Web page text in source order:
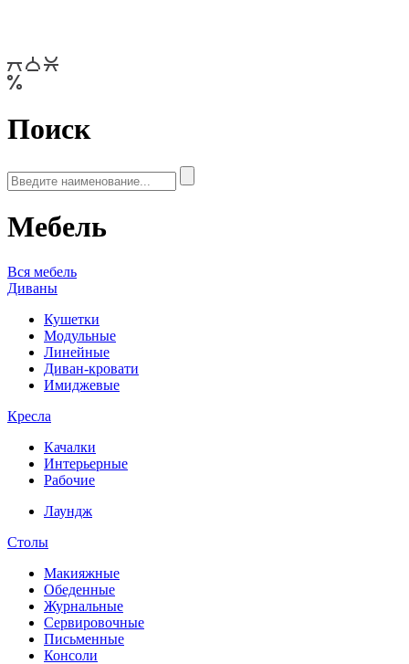
Поиск
Мебель
Вся мебель
Диваны
Кушетки
Модульные
Линейные
Диван-кровати
Имиджевые
Кресла
Качалки
Интерьерные
Рабочие
Лаундж
Столы
Макияжные
Обеденные
Журнальные
Сервировочные
Письменные
Консоли